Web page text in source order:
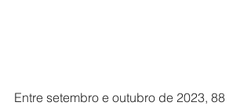
Entre setembro e outubro de 2023, 88